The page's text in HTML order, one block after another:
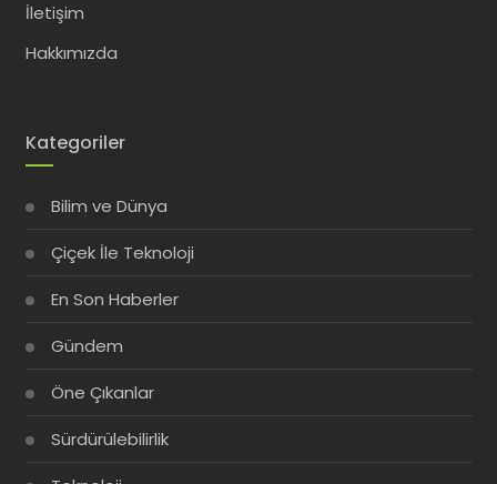
İletişim
Hakkımızda
Kategoriler
Bilim ve Dünya
Çiçek İle Teknoloji
En Son Haberler
Gündem
Öne Çıkanlar
Sürdürülebilirlik